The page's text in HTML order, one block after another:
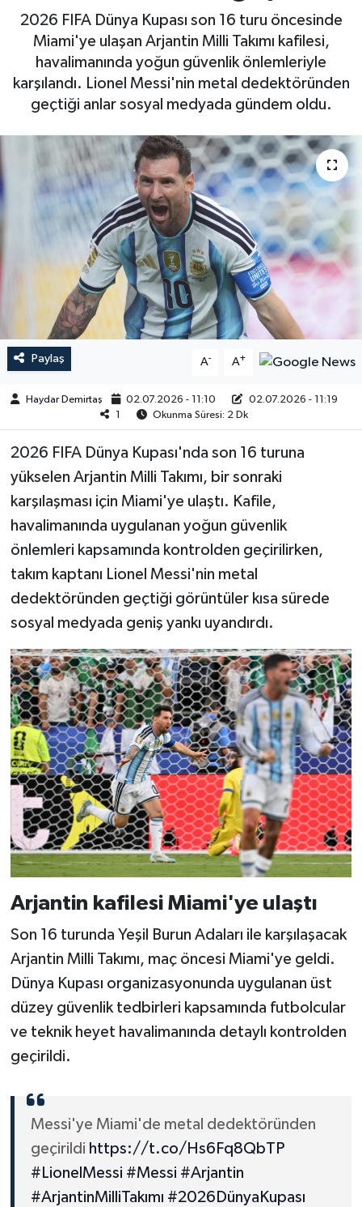
2026 FIFA Dünya Kupası son 16 turu öncesinde
Miami'ye ulaşan Arjantin Milli Takımı kafilesi,
havalimanında yoğun güvenlik önlemleriyle
karşılandı. Lionel Messi'nin metal dedektöründen
geçtiği anlar sosyal medyada gündem oldu.
Paylaş A- A+
Haydar Demirtaş 02.07.2026 - 11:10
02.07.2026 - 11:19
1
Okunma Süresi: 2 Dk
2026 FIFA Dünya Kupası'nda son 16 turuna
yükselen Arjantin Milli Takımı, bir sonraki
karşılaşması için Miami'ye ulaştı. Kafile,
havalimanında uygulanan yoğun güvenlik
önlemleri kapsamında kontrolden geçirilirken,
takım kaptanı Lionel Messi'nin metal
dedektöründen geçtiği görüntüler kısa sürede
sosyal medyada geniş yankı uyandırdı.
Arjantin kafilesi Miami'ye ulaştı
Son 16 turunda Yeşil Burun Adaları ile karşılaşacak
Arjantin Milli Takımı, maç öncesi Miami'ye geldi.
Dünya Kupası organizasyonunda uygulanan üst
düzey güvenlik tedbirleri kapsamında futbolcular
ve teknik heyet havalimanında detaylı kontrolden
geçirildi.
Messi'ye Miami'de metal dedektöründen
geçirildi https://t.co/Hs6Fq8QbTP
#LionelMessi #Messi #Arjantin
#ArjantinMilliTakımı #2026DünyaKupası